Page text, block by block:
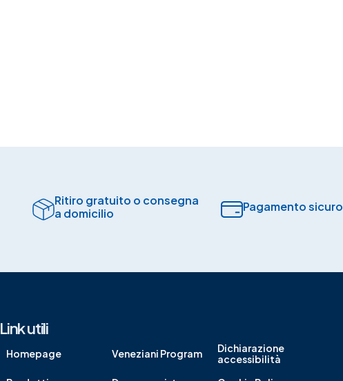
Ritiro gratuito o consegna
a domicilio
Pagamento sicuro​
Link utili
Homepage Veneziani Program
Dichiarazione
accessibilità